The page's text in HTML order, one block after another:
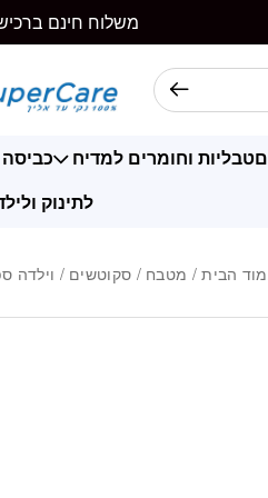
משלוח חינם ברכישה
טבליות וחומרים למדיח כביסה
לתינוק
הבית/ מטבח / סקוטשים / וילדה